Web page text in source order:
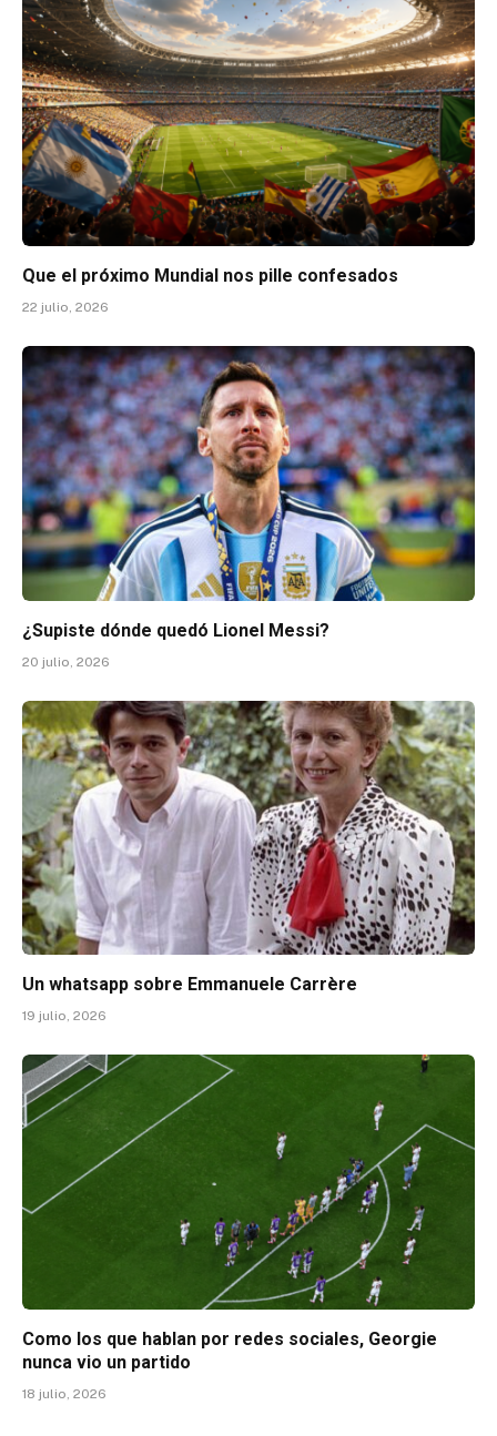
Que el próximo Mundial nos pille confesados
22 julio, 2026
¿Supiste dónde quedó Lionel Messi?
20 julio, 2026
Un whatsapp sobre Emmanuele Carrère
19 julio, 2026
Como los que hablan por redes sociales, Georgie
nunca vio un partido
18 julio, 2026